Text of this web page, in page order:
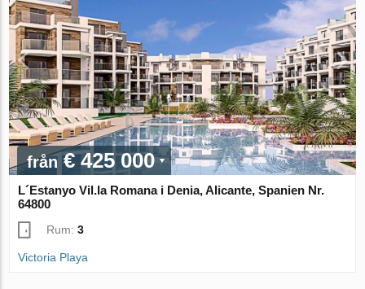
från€ 425 000
L´Estanyo Vil.la Romana i Denia, Alicante, Spanien Nr.
64800
Rum:3
Victoria Playa